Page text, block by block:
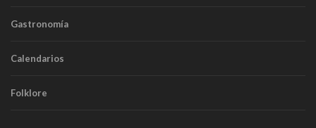
Gastronomía
Calendarios
Folklore